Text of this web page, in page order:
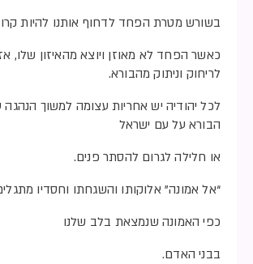
בשורש מטרת הפחד לדחוף אותנו להיות
כאשר הפחד לא מאוזן ויוצא מהאיזון שלו,
לריחוק וניתוק מהבורא.
לכל יהודיה יש אחריות עצומה למשוך
הבורא על עם ישראל
או חלילה לגרום להסתר פנים.
“אל אמונה” אלוקותו והשגחתו וחסדיו
כפי האמונה שנמצאת בלב שלנו
בבני האדם.